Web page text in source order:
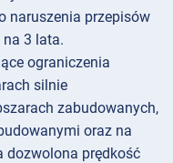
naruszenia przepisów
3 lata.
ograniczenia
silnie
zabudowanych,
oraz na
dozwolona prędkość